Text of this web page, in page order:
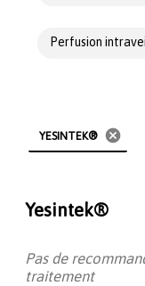
Perfusion
YESINTEK® cancel
Yesintek®
Pas de
traitement